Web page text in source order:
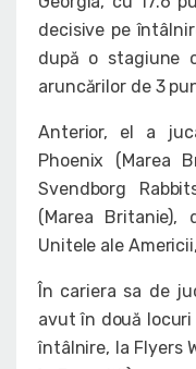
decisive pe
după o stagiune
aruncărilor de 3
Anterior, el a
Phoenix (Marea
Svendborg
(Marea
Unitele ale
În cariera sa de
avut în două
întâlnire, la Flyers